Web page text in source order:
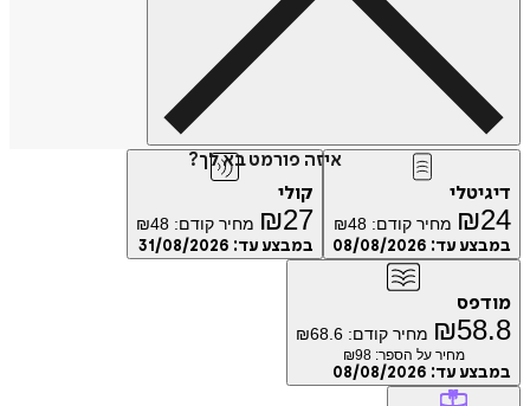
איזה פורמט בא לך?
₪ מחיר קודם: ₪48
עד:08/08/2026
₪ 27 מחיר קודם: ₪48
במבצע עד:31/08/2026
₪ מחיר קודם: ₪68.6
מחיר על הספר: ₪98
עד:08/08/2026